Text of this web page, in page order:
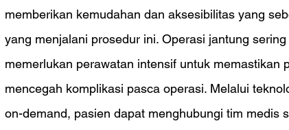
memberikan kemudahan dan aksesibilitas yang
yang menjalani prosedur ini. Operasi jantung
memerlukan perawatan intensif untuk memastikan
mencegah komplikasi pasca operasi. Melalui
on-demand, pasien dapat menghubungi tim medis